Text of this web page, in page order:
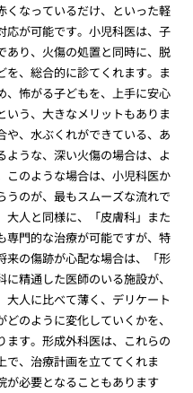
くなっているだけ、といった軽
応が可能です。小児科医は、子
あり、火傷の処置と同時に、脱
を、総合的に診てくれます。ま
、怖がる子どもを、上手に安心
いう、大きなメリットもありま
や、水ぶくれができている、あ
ような、深い火傷の場合は、よ
このような場合は、小児科医か
うのが、最もスムーズな流れで
大人と同様に、「皮膚科」また
専門的な治療が可能ですが、特
来の傷跡が心配な場合は、「形
精通した医師のいる施設が、
人に比べて薄く、デリケート
のように変化していくかを、
ます。形成外科医は、これらの
で、治療計画を立ててくれま
が必要となることもあります